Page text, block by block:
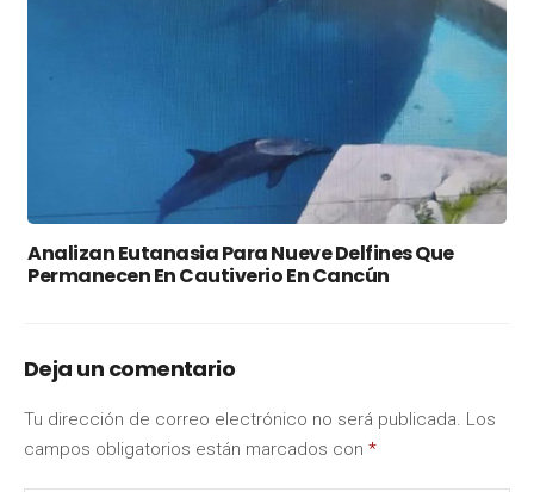
Analizan Eutanasia Para Nueve Delfines Que
Permanecen En Cautiverio En Cancún
Deja un comentario
Tu dirección de correo electrónico no será publicada. Los
campos obligatorios están marcados con *